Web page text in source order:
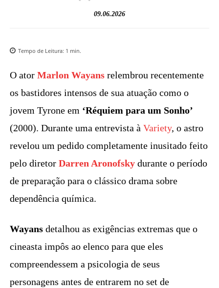
09.06.2026
Tempo de Leitura: 1 min.
O ator Marlon Wayans relembrou recentemente
os bastidores intensos de sua atuação como o
jovem Tyrone em ‘Réquiem para um Sonho’
(2000). Durante uma entrevista à Variety, o astro
revelou um pedido completamente inusitado feito
pelo diretor Darren Aronofsky durante o período
de preparação para o clássico drama sobre
dependência química.
Wayans detalhou as exigências extremas que o
cineasta impôs ao elenco para que eles
compreendessem a psicologia de seus
personagens antes de entrarem no set de